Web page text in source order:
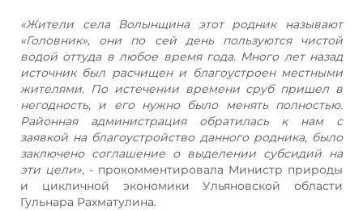
«Жители села Волынщина этот родник называют
«Головник», они по сей день пользуются чистой
водой оттуда в любое время года. Много лет назад
источник был расчищен и благоустроен местными
жителями. По истечении времени сруб пришел в
негодность, и его нужно было менять полностью.
Районная администрация обратилась к нам с
заявкой на благоустройство данного родника, было
заключено соглашение о выделении субсидий на
эти цели», - прокомментировала Министр природы
и цикличной экономики Ульяновской области
Гульнара Рахматулина.